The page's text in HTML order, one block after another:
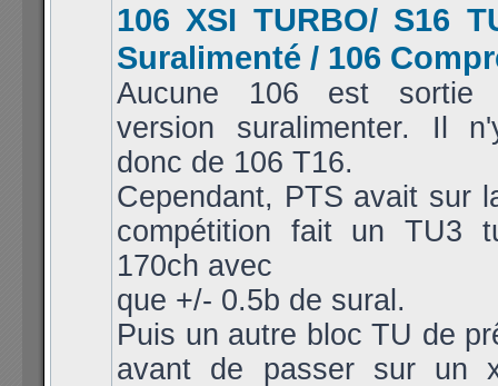
106 XSI TURBO/ S16
Suralimenté / 106
Aucune 106 est sortie
version suralimenter. Il
donc de 106 T16.
Cependant, PTS avait sur
compétition fait un TU3
170ch avec
que +/- 0.5b de sural.
Puis un autre bloc TU de
avant de passer sur un